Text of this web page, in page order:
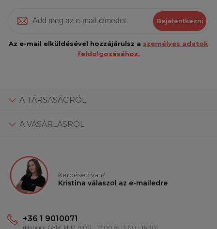
Bejelentkezni
Az e-mail elküldésével hozzájárulsz a személyes adatok
feldolgozásához.
A TÁRSASÁGRÓL
A VÁSÁRLÁSRÓL
Kérdésed van?
Kristina válaszol az e-mailedre
+36 1 9010071
(Hangos GYIK: H-P: 9:00 - 12:00 és 13:00 - 16:30)